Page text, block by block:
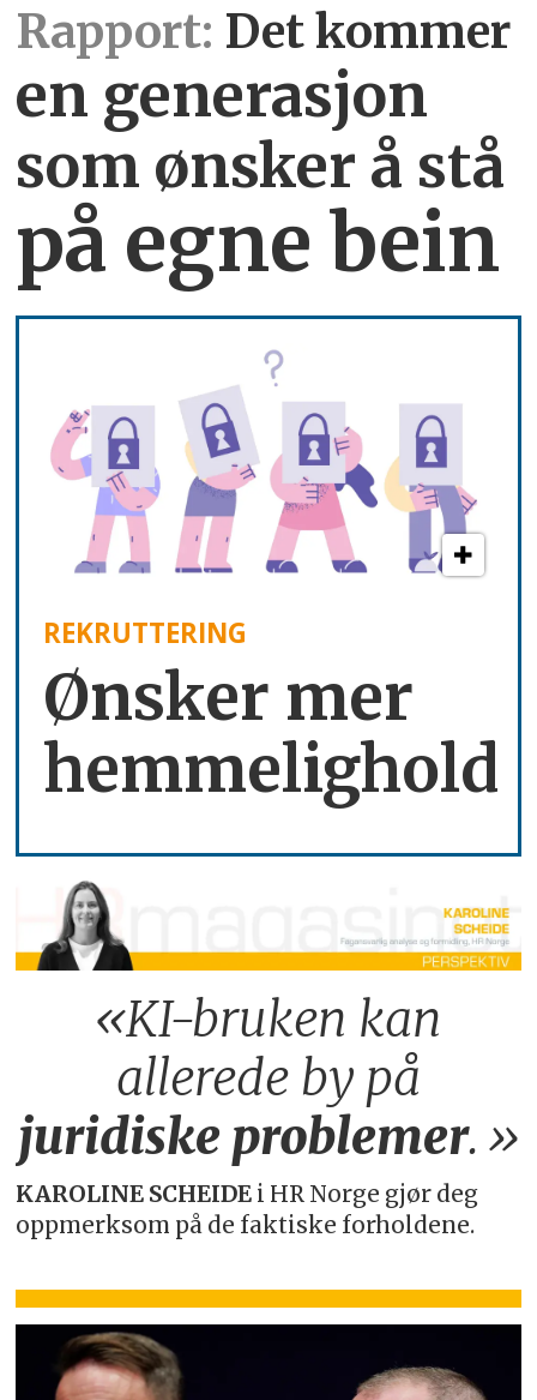
Rapport: Det kommer
en generasjon
som ønsker å stå
på egne bein
REKRUTTERING
Ønsker mer
hemmelighold
«KI-bruken kan
allerede by på
juridiske problemer.»
KAROLINE SCHEIDE i HR Norge gjør deg
oppmerksom på de faktiske forholdene.